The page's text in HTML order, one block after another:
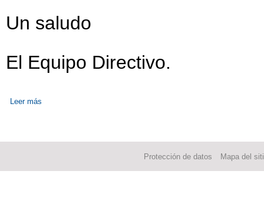
Un saludo
El Equipo Directivo.
Leer más
Protección de datos Mapa del